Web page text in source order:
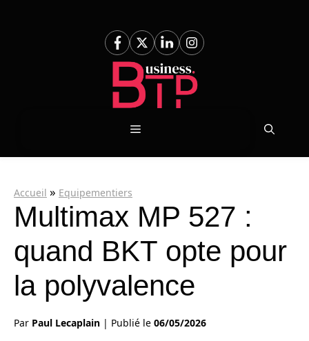
Menu
Accueil » Equipementiers
Multimax MP 527 :
quand BKT opte pour
la polyvalence
Par Paul Lecaplain | Publié le 06/05/2026